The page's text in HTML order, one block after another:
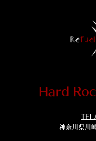
Hard
神奈川県川